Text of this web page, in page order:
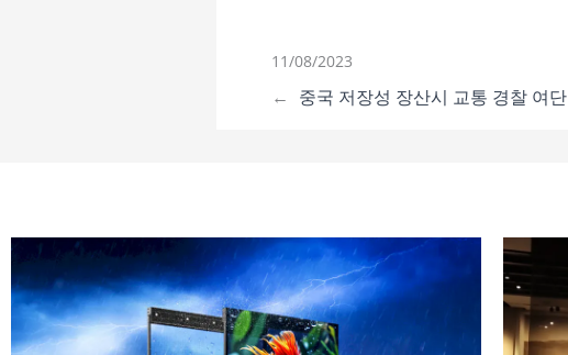
11/08/2023
← 중국 저장성 장산시 교통 경찰 여단